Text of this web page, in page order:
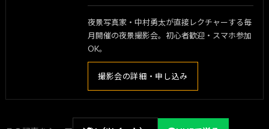
夜景写真家・中村勇太が直接レクチャーする毎
月開催の夜景撮影会。初心者歓迎・スマホ参加
OK。
撮影会の詳細・申し込み